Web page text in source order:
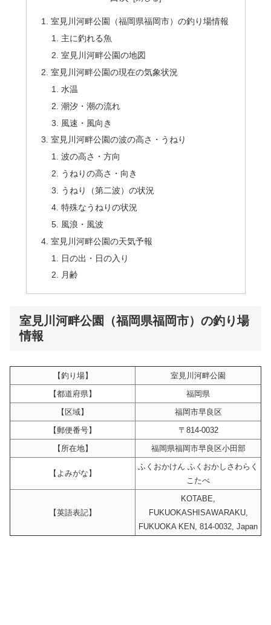
室見川河畔公園（福岡県福岡市）の釣り場情報
主に釣れる魚
室見川河畔公園の地図
室見川河畔公園の現在の気象状況
水温
潮汐・潮の流れ
風速・風向き
室見川河畔公園の波の高さ・うねり
波の高さ・方向
うねりの高さ・向き
うねり（第二波）の状況
特殊なうねりの状況
風浪・風波
室見川河畔公園の天気予報
日の出・日の入り
月齢
室見川河畔公園（福岡県福岡市）の釣り場
情報
【釣り場】
室見川河畔公園
【都道府県】
福岡県
【区域】
福岡市早良区
【郵便番号】
〒814-0032
【所在地】
福岡県福岡市早良区小田部
【よみがな】
ふくおかけん ふくおかしさわらく
こたべ
【英語表記】
KOTABE,
FUKUOKASHISAWARAKU,
FUKUOKA KEN, 814-0032, Japan